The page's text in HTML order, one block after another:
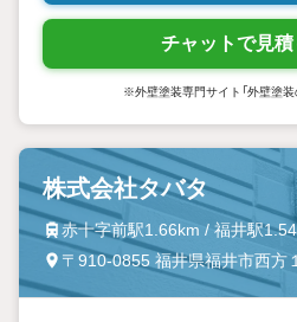
チャットで見
※外壁塗装専門サイト「外壁塗装
株式会社タバタ
赤十字前駅1.66km / 福井駅
〒910-0855 福井県福井市西方